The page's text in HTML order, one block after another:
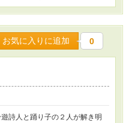
お気に入りに追加 0
詩人と踊り子の２人が解き明